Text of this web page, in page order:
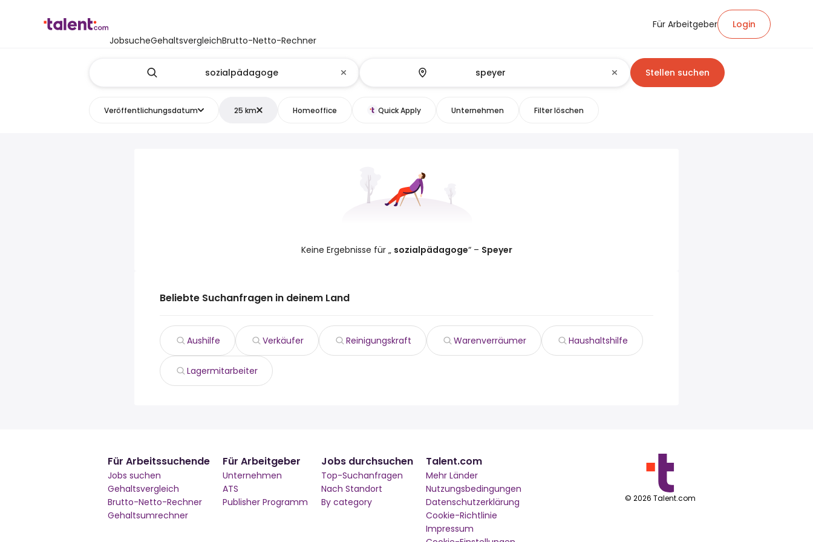
JobsucheGehaltsvergleichBrutto-Netto-Rechner
Für Arbeitgeber Login
Stellen suchen
Veröffentlichungsdatum 25 km Homeoffice Quick Apply Unternehmen Filter löschen
Keine Ergebnisse für „ sozialpädagoge“ – Speyer
Beliebte Suchanfragen in deinem Land
Aushilfe Verkäufer Reinigungskraft Warenverräumer Haushaltshilfe
Lagermitarbeiter
Für Arbeitssuchende
Jobs suchen
Gehaltsvergleich
Brutto-Netto-Rechner
Gehaltsumrechner
Für Arbeitgeber
Unternehmen
ATS
Publisher Programm
Jobs durchsuchen
Top-Suchanfragen
Nach Standort
By category
Talent.com
Mehr Länder
Nutzungsbedingungen
Datenschutzerklärung
Cookie-Richtlinie
Impressum
© 2026 Talent.com